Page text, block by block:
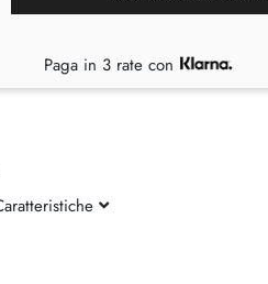
Paga in 3 rate con